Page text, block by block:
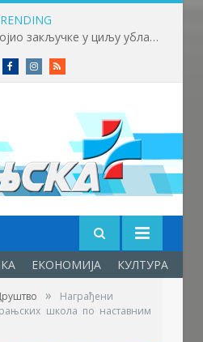
Републички штаб усвојио закључке у циљу ублажавања последица високих температура и пожара​
FacebookInstagram
RSS
ЕКОНОМИЈА КУЛТУРА
»
Награђени
школа по наставним